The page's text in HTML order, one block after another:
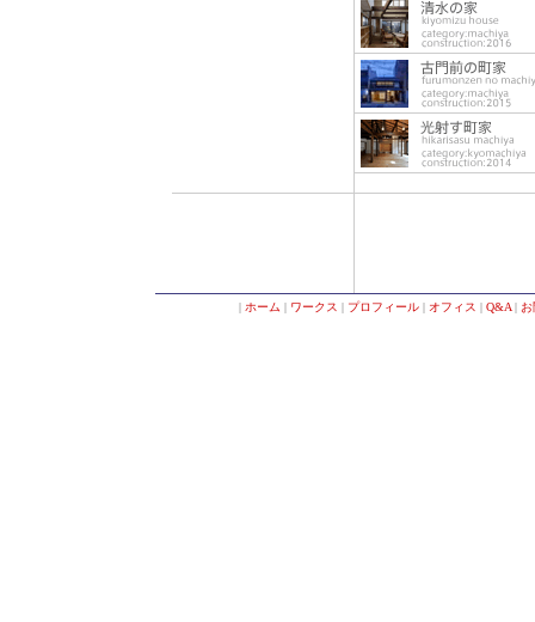
| ホーム | ワークス | プロフィール| オフィス | Q&A|